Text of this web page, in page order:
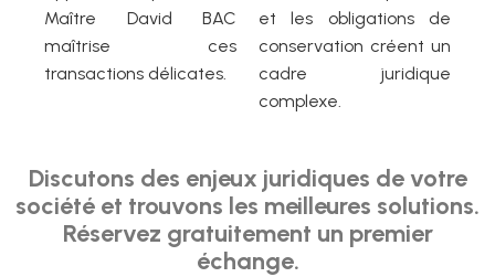
Maître David BAC
maîtrise ces
transactions délicates.
et les obligations de
conservation créent un
cadre juridique
complexe.
Discutons des enjeux juridiques de votre
société et trouvons les meilleures solutions.
Réservez gratuitement un premier
échange.